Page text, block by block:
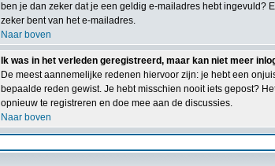
ben je dan zeker dat je een geldig e-mailadres hebt ingevuld?
zeker bent van het e-mailadres.
Naar boven
Ik was in het verleden geregistreerd, maar kan niet meer
De meest aannemelijke redenen hiervoor zijn: je hebt een
bepaalde reden gewist. Je hebt misschien nooit iets gepost?
opnieuw te registreren en doe mee aan de discussies.
Naar boven